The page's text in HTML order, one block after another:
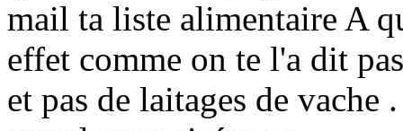
mail ta liste alimentaire A
effet comme on te l'a dit
et pas de laitages de vache